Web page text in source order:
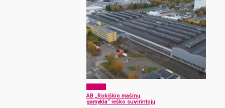
AB „Rokiškio mašinų
gamykla“ ieško suvirintojų